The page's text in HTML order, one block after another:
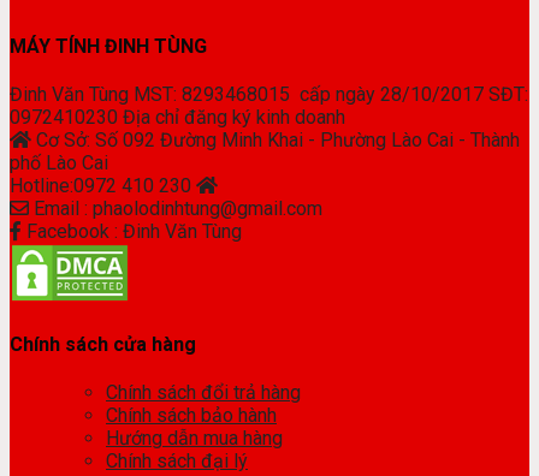
MÁY TÍNH ĐINH TÙNG
Đinh Văn Tùng MST: 8293468015 cấp ngày 28/10/2017 SĐT:
0972410230 Địa chỉ đăng ký kinh doanh
Cơ Sở: Số 092 Đường Minh Khai - Phường Lào Cai - Thành
phố Lào Cai
Hotline:0972 410 230
Email : phaolodinhtung@gmail.com
Facebook : Đinh Văn Tùng
Chính sách cửa hàng
Chính sách đổi trả hàng
Chính sách bảo hành
Hướng dẫn mua hàng
Chính sách đại lý